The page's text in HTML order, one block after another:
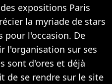
expositions Paris
la myriade de stars
pour l'occasion. De
l'organisation sur ses
sont d'ores et déjà
de se rendre sur le site